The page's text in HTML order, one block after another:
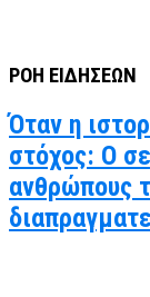
ΡΟΗ ΕΙΔΗΣΕΩΝ
Όταν η
στόχος: Ο
ανθρώπους